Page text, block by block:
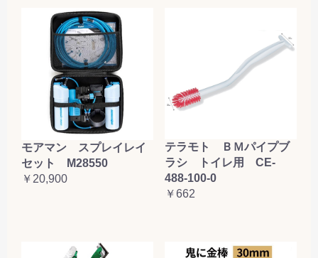
モアマン スプレイレイ
セット M28550
￥20,900
テラモト ＢＭパイプブ
ラシ トイレ用 CE-
488-100-0
￥662